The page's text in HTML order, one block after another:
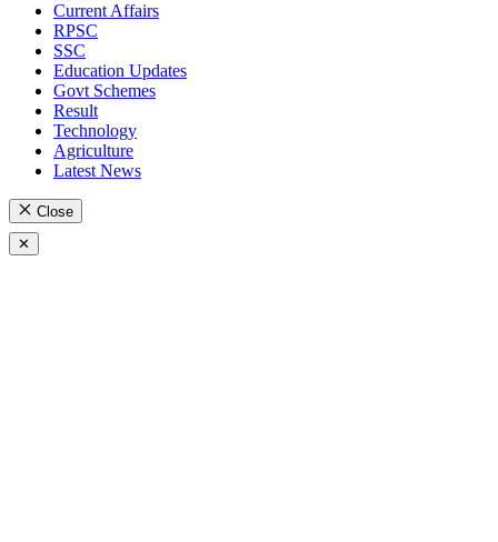
Current Affairs
RPSC
SSC
Education Updates
Govt Schemes
Result
Technology
Agriculture
Latest News
Close
✕